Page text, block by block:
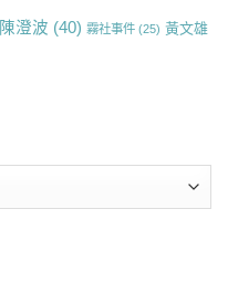
陳澄波 (40) 霧社事件 (25) 黃文雄